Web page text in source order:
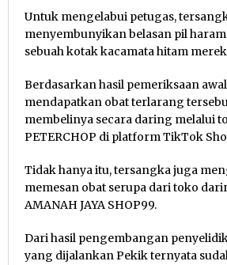
Untuk mengelabui petugas,
menyembunyikan belasan pil
sebuah kotak kacamata hitam
Berdasarkan hasil pemeriksaan
mendapatkan obat terlarang
membelinya secara daring melalui
PETERCHOP di platform TikTok
Tidak hanya itu, tersangka juga
memesan obat serupa dari toko
AMANAH JAYA SHOP99.
Dari hasil pengembangan
yang dijalankan Pekik ternyata